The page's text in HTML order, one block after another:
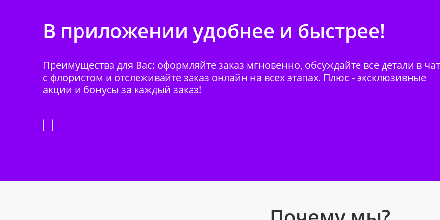
В приложении удобнее и быстрее!
Преимущества для Вас: оформляйте заказ мгновенно, обсуждайте все детали в
с флористом и отслеживайте заказ онлайн на всех этапах. Плюс - эксклюзивные
акции и бонусы за каждый заказ!